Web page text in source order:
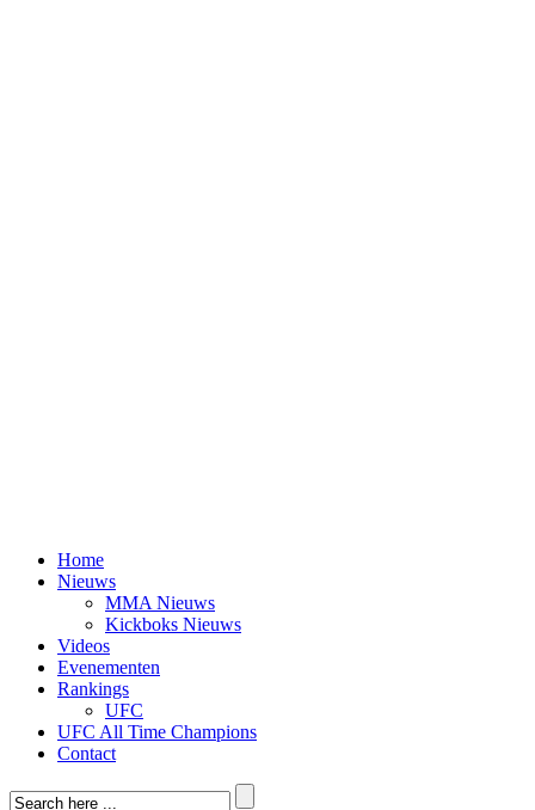
Home
Nieuws
MMA Nieuws
Kickboks Nieuws
Videos
Evenementen
Rankings
UFC
UFC All Time Champions
Contact